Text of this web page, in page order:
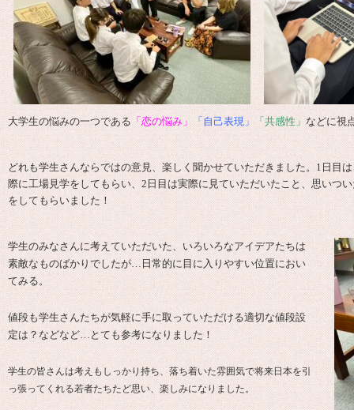
大学生の悩みの一つである「恋の悩み」「自己表現」「共感性」などに視
どれも学生さんならではの意見、楽しく聞かせていただきました。1日目
際に工場見学をしてもらい、2日目は実際に見ていただいたこと、思いつ
をしてもらいました！
学生のみなさんに考えていただいた、いろいろなアイデアたちは
素敵なものばかりでしたが…日常的に目に入りやすい位置におい
てみる。
値段も学生さんたちが気軽に手に取っていただける適切な値段設
定は？などなど…とても参考になりました！
学生の皆さんは考えもしっかり持ち、落ち着いた雰囲気で将来日本を引
っ張ってくれる若者たちたど思い、楽しみになりました。